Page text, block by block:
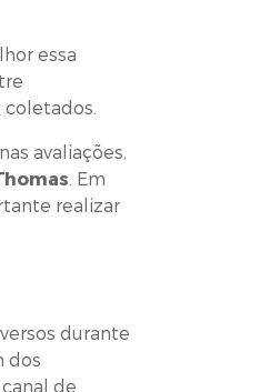
essa
avaliações,
. Em
realizar
durante
dos
de